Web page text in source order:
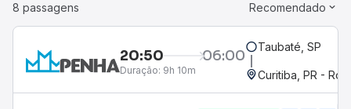
8 passagens Recomendado
20:50 06:00
Duração: 9h 10m
Taubaté, SP
Curitiba, PR -